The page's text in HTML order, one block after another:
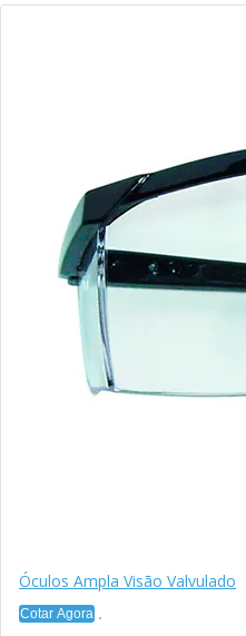
Óculos Ampla Visão Valvulado
Cotar Agora